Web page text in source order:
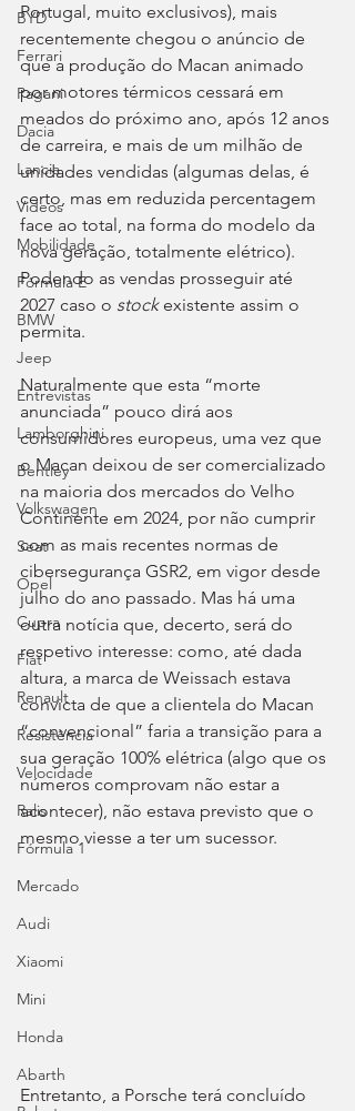
BYD
Ferrari
Pagani
Dacia
Lancia
Videos
Mobilidade
Fórmula E
BMW
Jeep
Entrevistas
Lamborghini
Bentley
Volkswagen
Seat
Opel
Cupra
Fiat
Renault
Resistência
Velocidade
Ralis
Fórmula 1
Mercado
Audi
Xiaomi
Mini
Honda
Abarth
Portugal, muito exclusivos), mais
recentemente chegou o anúncio de
que a produção do Macan animado
por motores térmicos cessará em
meados do próximo ano, após 12 anos
de carreira, e mais de um milhão de
unidades vendidas (algumas delas, é
certo, mas em reduzida percentagem
face ao total, na forma do modelo da
nova geração, totalmente elétrico).
Podendo as vendas prosseguir até
2027 caso o stock existente assim o
permita.
Naturalmente que esta “morte
anunciada” pouco dirá aos
consumidores europeus, uma vez que
o Macan deixou de ser comercializado
na maioria dos mercados do Velho
Continente em 2024, por não cumprir
com as mais recentes normas de
cibersegurança GSR2, em vigor desde
julho do ano passado. Mas há uma
outra notícia que, decerto, será do
respetivo interesse: como, até dada
altura, a marca de Weissach estava
convicta de que a clientela do Macan
“convencional” faria a transição para a
sua geração 100% elétrica (algo que os
números comprovam não estar a
acontecer), não estava previsto que o
mesmo viesse a ter um sucessor.
Entretanto, a Porsche terá concluído